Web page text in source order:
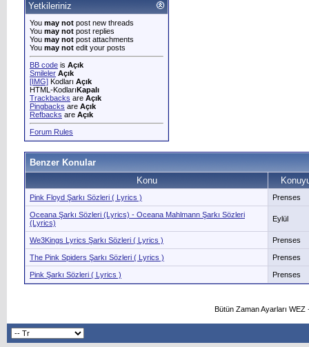
Yetkileriniz
You may not post new threads
You may not post replies
You may not post attachments
You may not edit your posts
BB code is Açık
Smileler Açık
[IMG] Kodları Açık
HTML-KodlarıKapalı
Trackbacks are Açık
Pingbacks are Açık
Refbacks are Açık
Forum Rules
Benzer Konular
Konu
Pink Floyd Şarkı Sözleri ( Lyrics ) Prenses
Oceana Şarkı Sözleri (Lyrics) - Oceana Mahlmann Şarkı Sözleri
(Lyrics)
Eylül
We3Kings Lyrics Şarkı Sözleri ( Lyrics ) Prenses
The Pink Spiders Şarkı Sözleri ( Lyrics ) Prenses
Pink Şarkı Sözleri ( Lyrics ) Prenses
Bütün Zaman Ayarları